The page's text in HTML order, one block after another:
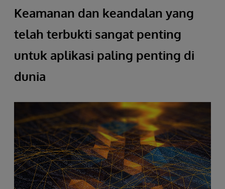
Keamanan dan keandalan yang
telah terbukti sangat penting
untuk aplikasi paling penting di
dunia